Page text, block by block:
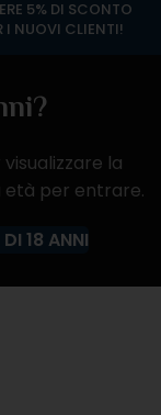
la
età per entrare.
18 ANNI
5% DI SCONTO
I NUOVI CLIENTI!